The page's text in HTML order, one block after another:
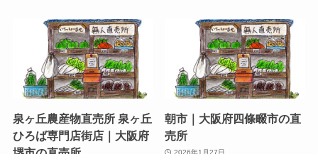
泉ヶ丘農産物直売所 泉ヶ丘
ひろば専門店街店｜大阪府
朝市｜大阪府四條畷市の直
売所
2026年1月27日